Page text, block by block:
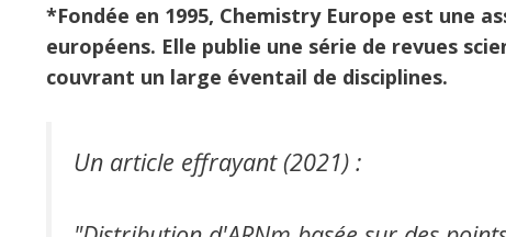
*Fondée en 1995, Chemistry Europe est une
européens. Elle publie une série de revues
couvrant un large éventail de disciplines.
Un article effrayant (2021) :